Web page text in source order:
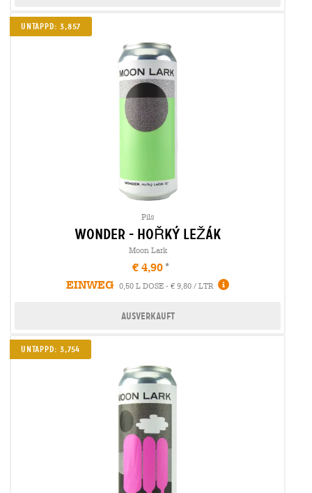
Untappd: 3,857
Pils
wonder - hoŘkÝ leŽÁk
Moon Lark
€ 4,90
EINWEG
0,50 L DOSE - € 9,80 / LTR
Ausverkauft
Untappd: 3,754